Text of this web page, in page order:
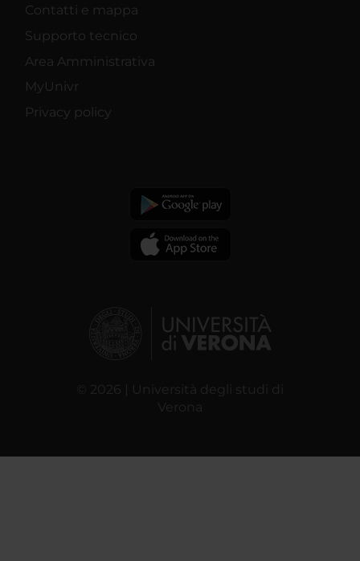
Contatti e mappa
Supporto tecnico
Area Amministrativa
MyUnivr
Privacy policy
© 2026 | Università degli studi di
Verona